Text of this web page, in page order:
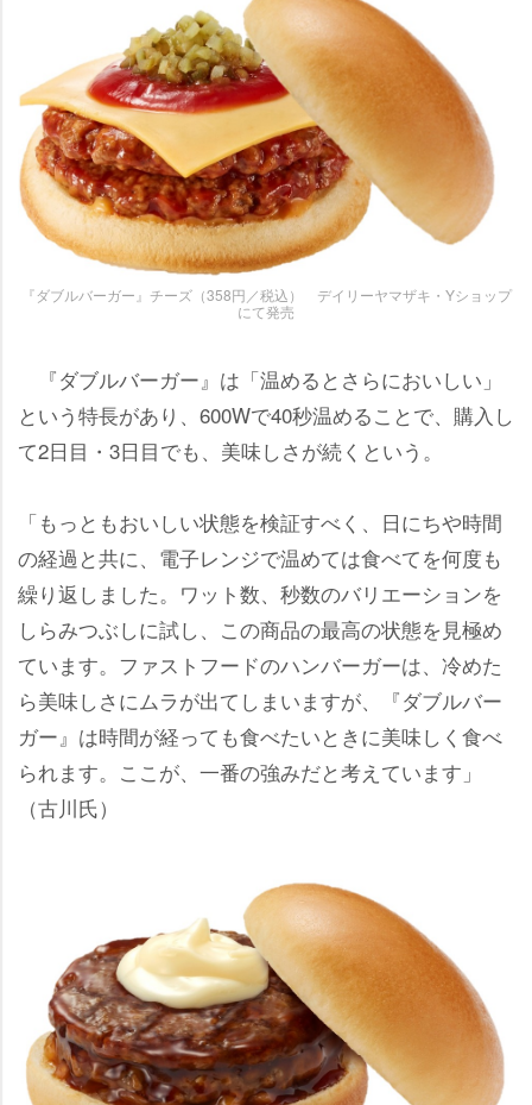
『ダブルバーガー』チーズ（358円／税込） デイリーヤマザキ・Yショップ
にて発売
『ダブルバーガー』は「温めるとさらにおいしい」
という特長があり、600Wで40秒温めることで、購入し
て2日目・3日目でも、美味しさが続くという。
「もっともおいしい状態を検証すべく、日にちや時間
の経過と共に、電子レンジで温めては食べてを何度も
繰り返しました。ワット数、秒数のバリエーションを
しらみつぶしに試し、この商品の最高の状態を見極め
ています。ファストフードのハンバーガーは、冷めた
ら美味しさにムラが出てしまいますが、『ダブルバー
ガー』は時間が経っても食べたいときに美味しく食べ
られます。ここが、一番の強みだと考えています」
（古川氏）